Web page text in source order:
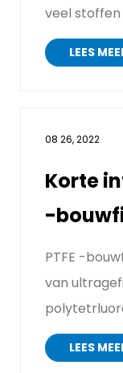
veel stoffen
LEES
08 26, 2022
Korte
-
PTFE -bouwfilm is een
van
goede
LEES